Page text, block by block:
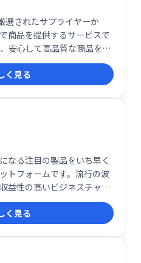
選されたサプライヤーか
商品を提供するサービスで
安心して高品質な商品を手
での買い物をよりスムー
きるパートナーとして
く見る
なる注目の製品をいち早く
トフォームです。流行の波
益性の高いビジネスチャン
。
く見る